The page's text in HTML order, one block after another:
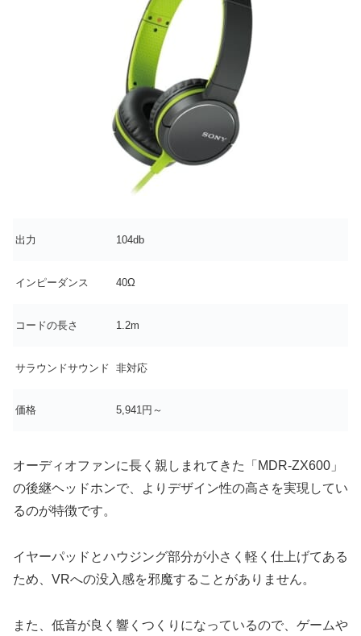
出力 104db
インピーダンス 40Ω
コードの長さ 1.2m
サラウンドサウンド 非対応
価格 5,941円～
オーディオファンに長く親しまれてきた「MDR-ZX600」
の後継ヘッドホンで、よりデザイン性の高さを実現してい
るのが特徴です。
イヤーパッドとハウジング部分が小さく軽く仕上げてある
ため、VRへの没入感を邪魔することがありません。
また、低音が良く響くつくりになっているので、ゲームや